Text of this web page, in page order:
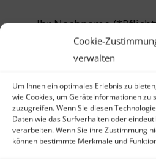
Cookie-
verwalten
Um Ihnen ein optimales Erlebnis zu
wie Cookies, um Geräteinformationen zu
zuzugreifen. Wenn Sie diesen
Daten wie das Surfverhalten oder
verarbeiten. Wenn Sie ihre Zustimmung
können bestimmte Merkmale und
Ihr Nachname
Firma